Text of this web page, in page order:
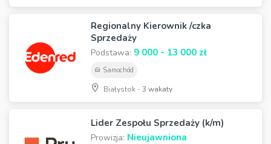
Regionalny Kierownik /czka
Sprzedaży
Podstawa: 9 000 - 13 000 zł
Samochód
Białystok -3 wakaty
Lider Zespołu Sprzedaży (k/m)
Prowizja: Nieujawniona